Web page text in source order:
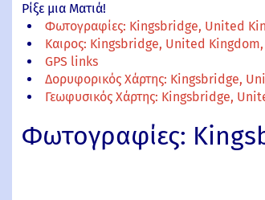
Ρίξε μια Ματιά!
Φωτογραφίες: Kingsbridge, United
Καιρος: Kingsbridge, United
GPS links
Δορυφορικός Χάρτης: Kingsbridge,
Γεωφυσικός Χάρτης: Kingsbridge,
Φωτογραφίες: